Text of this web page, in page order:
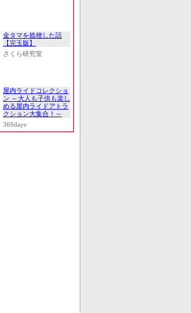
金タマを捻挫した話
【完玉版】
さくら研究室
屋内ライドコレクショ
ン ～大人も子供も楽し
める屋内ライドアトラ
クション大集合！～
369days